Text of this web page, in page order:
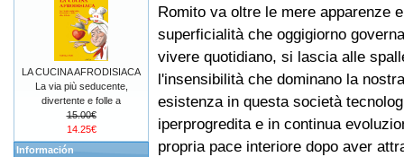
Romito va oltre le mere apparenze
superficialità che oggigiorno
vivere quotidiano, si lascia alle
l'insensibilità che dominano la
esistenza in questa società
iperprogredita e in continua
propria pace interiore dopo aver
LA CUCINA AFRODISIACA
La via più seducente,
divertente e folle a
15.00€
14.25€
Información